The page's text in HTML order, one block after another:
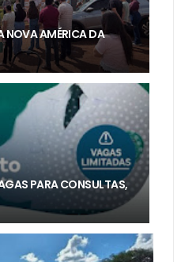
NOVA AMÉRICA DA
PARA CONSULTAS,